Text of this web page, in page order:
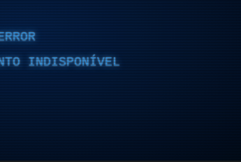
INDISPONÍVEL